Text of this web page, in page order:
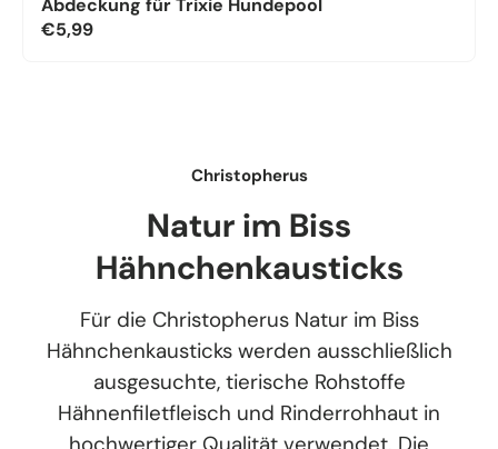
Abdeckung für Trixie Hundepool
€5,99
Christopherus
Natur im Biss
Hähnchenkausticks
Für die Christopherus Natur im Biss
Hähnchenkausticks werden ausschließlich
ausgesuchte, tierische Rohstoffe
Hähnenfiletfleisch und Rinderrohhaut in